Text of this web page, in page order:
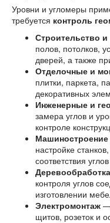
Уровни и угломеры
требуется контроль
Строительство
полов, потолков,
дверей, а также
Отделочные и
плитки, паркета,
декоративных
Инженерные и
замера углов и
контроле
настройке
соответствия
контроля углов
изготовлении
Электромонтаж —
щитов, розеток и